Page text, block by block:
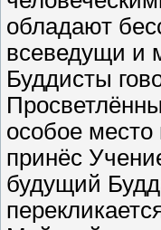
обладают
всеведущи и
Буддисты
особое место
принёс
будущий